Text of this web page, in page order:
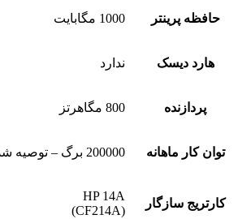
حافظه پرینتر 1000 مگابایت
هارد دیسک ندارد
پردازنده 800 مگاهرتز
توان کار ماهانه 200000 برگ – توصیه شده 5000 تا 20000
کارتریج سازگار
HP 14A
(CF214A)